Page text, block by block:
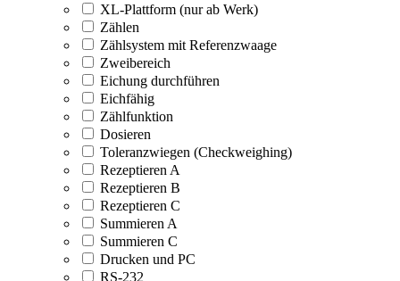
XL-Plattform (nur ab Werk)
Zählen
Zählsystem mit Referenzwaage
Zweibereich
Eichung durchführen
Eichfähig
Zählfunktion
Dosieren
Toleranzwiegen (Checkweighing)
Rezeptieren A
Rezeptieren B
Rezeptieren C
Summieren A
Summieren C
Drucken und PC
RS-232